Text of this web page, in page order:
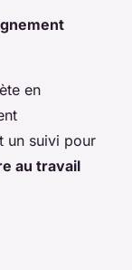
en
un suivi pour
au travail